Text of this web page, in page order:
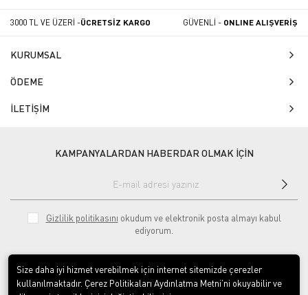
3000 TL VE ÜZERİ -ÜCRETSİZ KARGO GÜVENLİ - ONLINE ALIŞVERİŞ
KURUMSAL
ÖDEME
İLETİŞİM
KAMPANYALARDAN HABERDAR OLMAK İÇİN
Gizlilik politikasını okudum ve elektronik posta almayı kabul
ediyorum.
Size daha iyi hizmet verebilmek için internet sitemizde çerezler
kullanılmaktadır. Çerez Politikaları Aydınlatma Metni’ni okuyabilir ve